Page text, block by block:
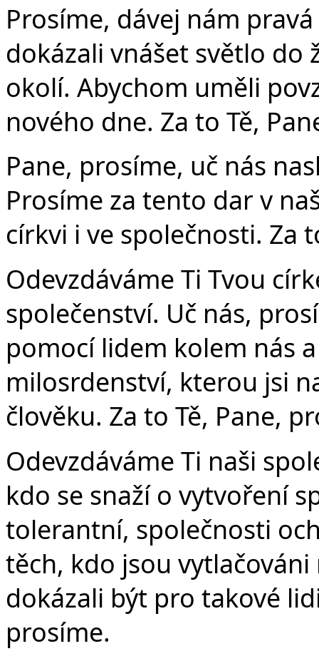
Prosíme, dávej nám
dokázali vnášet světlo do
okolí. Abychom uměli
nového dne. Za to Tě,
Pane, prosíme, uč nás
Prosíme za tento dar v
církvi i ve společnosti. Za
Odevzdáváme Ti Tvou
společenství. Uč nás,
pomocí lidem kolem nás
milosrdenství, kterou jsi
člověku. Za to Tě, Pane,
Odevzdáváme Ti naši
kdo se snaží o vytvoření
tolerantní, společnosti
těch, kdo jsou
dokázali být pro takové
prosíme.